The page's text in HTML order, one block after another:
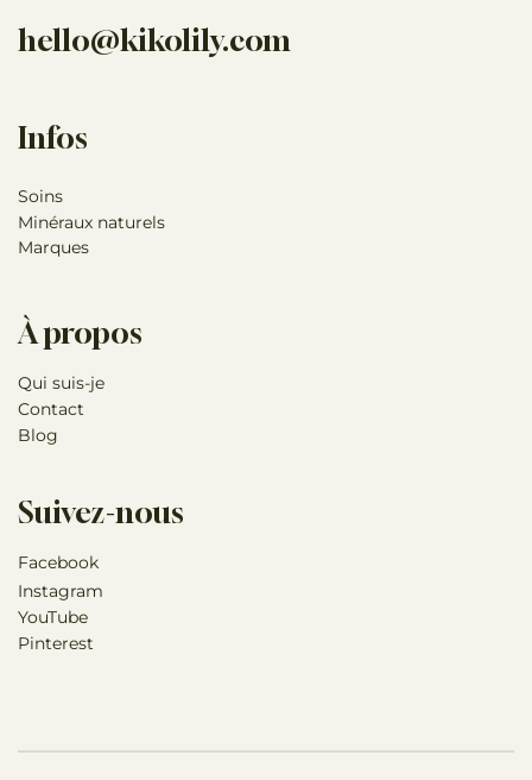
hello@kikolily.com
Suivez-nous
Facebook
Instagram
YouTube
Pinterest
Infos
Soins
Minéraux naturels
Marques
À propos
Qui suis-je
Contact
Blog